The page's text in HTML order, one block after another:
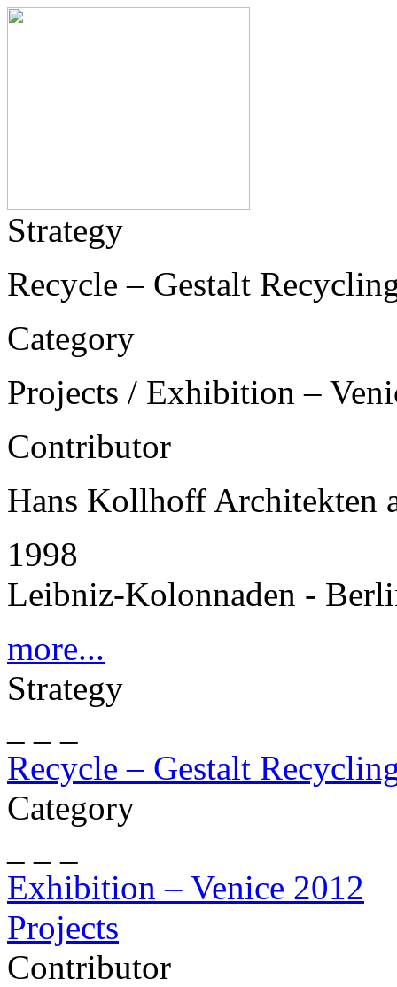
Strategy
Recycle – Gestalt
Category
Projects / Exhibition –
Contributor
Hans Kollhoff Architekten
1998
Leibniz-Kolonnaden -
more...
Strategy
Recycle – Gestalt
Category
Exhibition – Venice 2012
Projects
Contributor